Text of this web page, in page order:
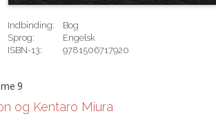
Indbinding:
Bog
Sprog:
Engelsk
ISBN-13:
9781506717920
9
og Kentaro Miura